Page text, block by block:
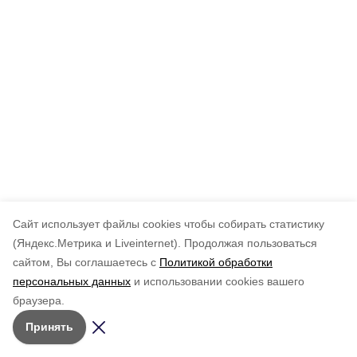
Cайт использует файлы cookies чтобы собирать статистику
(Яндекс.Метрика и Liveinternet).
Продолжая пользоваться
сайтом, Вы соглашаетесь с Политикой обработки
персональных данных и использовании cookies вашего
браузера.
Принять